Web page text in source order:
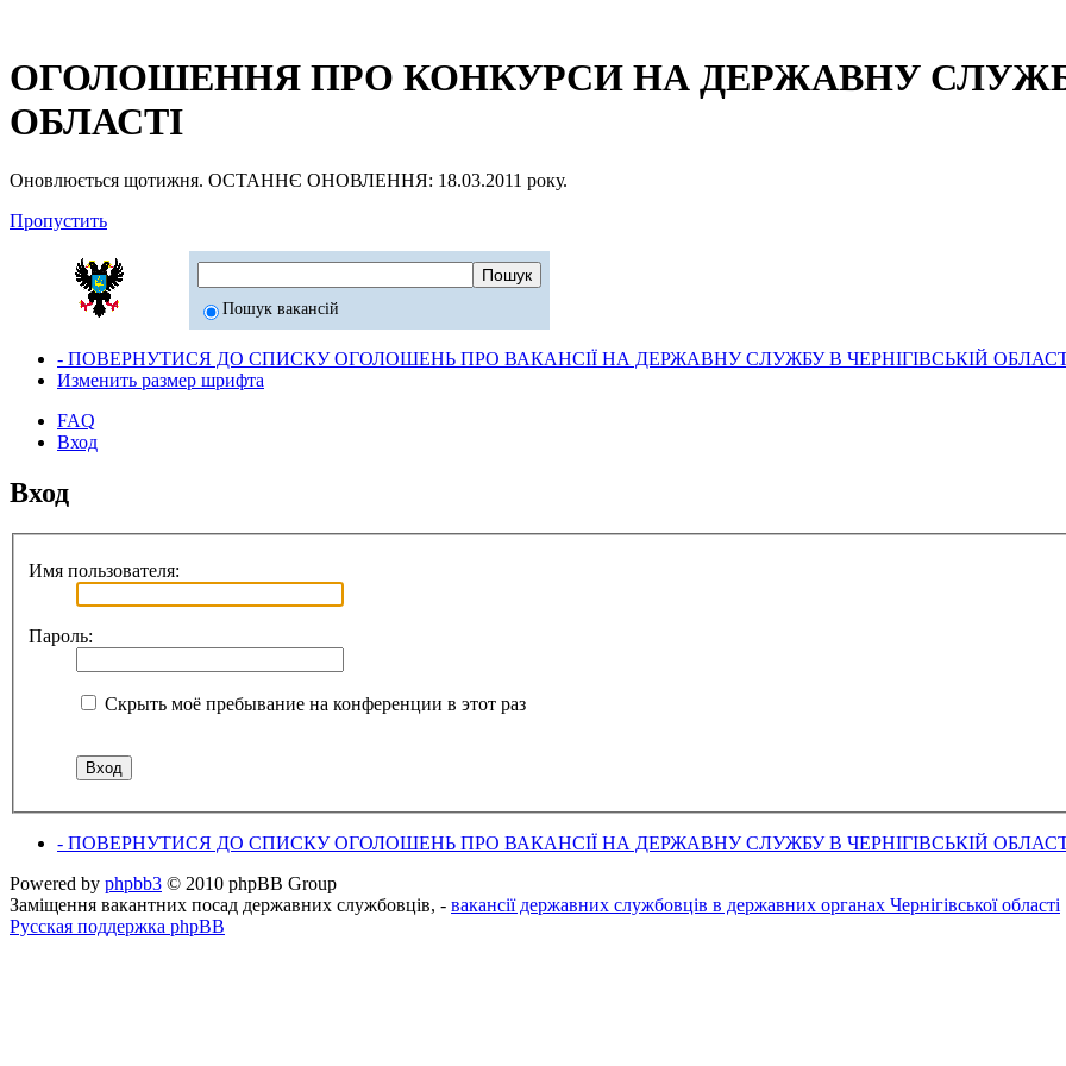
ОГОЛОШЕННЯ ПРО КОНКУРСИ НА ДЕРЖАВНУ
ОБЛАСТІ
Оновлюється щотижня. ОСТАННЄ ОНОВЛЕННЯ: 18.03.2011 року.
Пропустить
Пошук вакансій
- ПОВЕРНУТИСЯ ДО СПИСКУ ОГОЛОШЕНЬ ПРО ВАКАНСІЇ НА ДЕРЖАВНУ СЛУЖБУ В ЧЕРНІГІВСЬКІЙ
Изменить размер шрифта
FAQ
Вход
Вход
Имя пользователя:
Пароль:
Скрыть моё пребывание на конференции в этот раз
- ПОВЕРНУТИСЯ ДО СПИСКУ ОГОЛОШЕНЬ ПРО ВАКАНСІЇ НА ДЕРЖАВНУ СЛУЖБУ В ЧЕРНІГІВСЬКІЙ
Powered by phpbb3 © 2010 phpBB Group
Заміщення вакантних посад державних службовців, - вакансії державних службовців в державних органах Чернігівської області
Русская поддержка phpBB